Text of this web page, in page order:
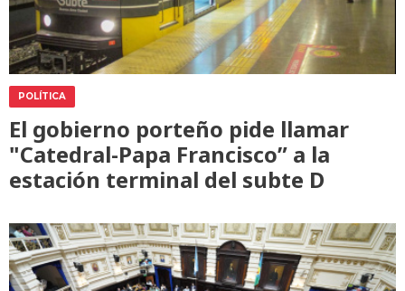
POLÍTICA
El gobierno porteño pide llamar
"Catedral-Papa Francisco” a la
estación terminal del subte D